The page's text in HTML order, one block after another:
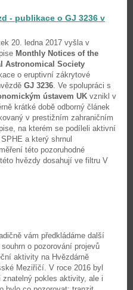
- publikace o GJ 3236 v
20. ledna 2017 vyšla v
Monthly Notices of the
Astronomical Society
o eruptivní zákrytové
GJ 3236. Ve spolupráci s
ústavem UK vznikl v
krátké době odborný článek
v prestižním zahraničním
na kterém se podíleli aktivní
a který shrnul
měření této pozoruhodné
hvězdy dosahují ve filtru V
vám předkládáme další
souhrn o pozorování projevů
aktivity na Hvězdárně
Meziříčí. V roce 2016 byl
znatelný pokles aktivity, ale i